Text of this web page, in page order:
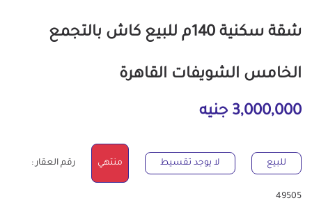
شقة سكنية 140م للبيع كاش بالتجمع
الخامس الشويفات القاهرة
3,000,000 جنيه
للبيع لا يوجد تقسيط منتهي رقم العقار :
49505